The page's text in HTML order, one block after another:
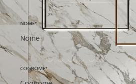
NOME*
COGNOME*